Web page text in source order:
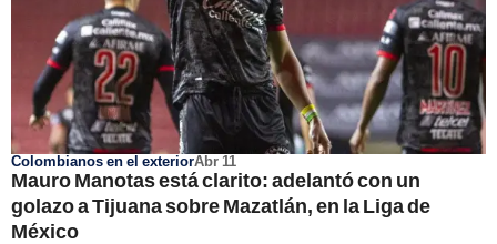
Colombianos en el exteriorAbr 11
Mauro Manotas está clarito: adelantó con un
golazo a Tijuana sobre Mazatlán, en la Liga de
México